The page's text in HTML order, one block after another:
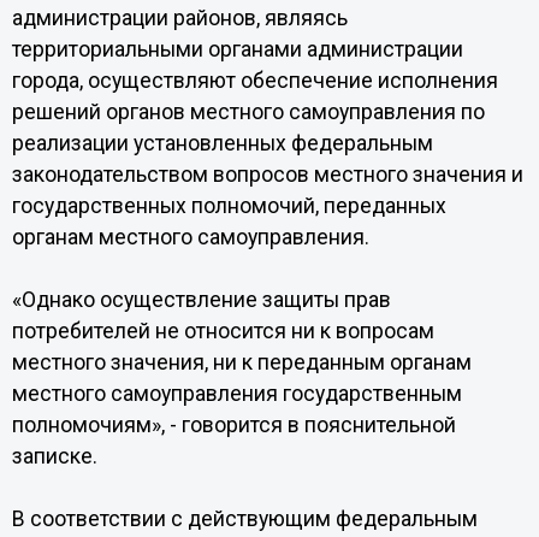
администрации районов, являясь
территориальными органами администрации
города, осуществляют обеспечение исполнения
решений органов местного самоуправления по
реализации установленных федеральным
законодательством вопросов местного значения и
государственных полномочий, переданных
органам местного самоуправления.
«Однако осуществление защиты прав
потребителей не относится ни к вопросам
местного значения, ни к переданным органам
местного самоуправления государственным
полномочиям», - говорится в пояснительной
записке.
В соответствии с действующим федеральным